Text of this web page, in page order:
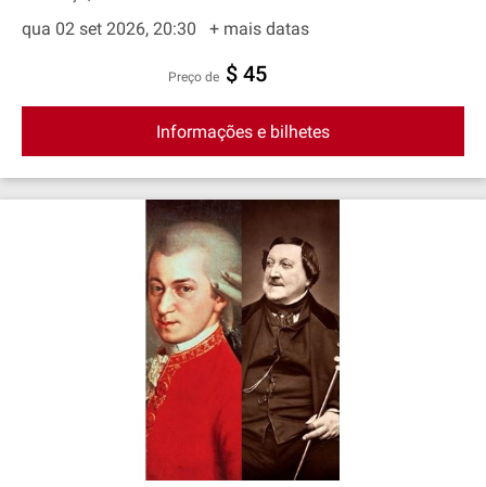
qua 02 set 2026, 20:30
+ mais datas
preço de $ 45
Informações e bilhetes